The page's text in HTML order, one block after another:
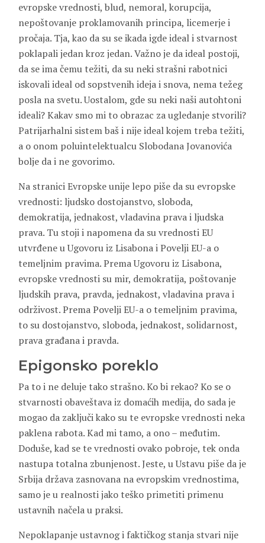
evropske vrednosti, blud, nemoral, korupcija,
nepoštovanje proklamovanih principa, licemerje i
pročaja. Tja, kao da su se ikada igde ideal i stvarnost
poklapali jedan kroz jedan. Važno je da ideal postoji,
da se ima čemu težiti, da su neki strašni rabotnici
iskovali ideal od sopstvenih ideja i snova, nema težeg
posla na svetu. Uostalom, gde su neki naši autohtoni
ideali? Kakav smo mi to obrazac za ugledanje stvorili?
Patrijarhalni sistem baš i nije ideal kojem treba težiti,
a o onom poluintelektualcu Slobodana Jovanovića
bolje da i ne govorimo.
Na stranici Evropske unije lepo piše da su evropske
vrednosti: ljudsko dostojanstvo, sloboda,
demokratija, jednakost, vladavina prava i ljudska
prava. Tu stoji i napomena da su vrednosti EU
utvrđene u Ugovoru iz Lisabona i Povelji EU-a o
temeljnim pravima. Prema Ugovoru iz Lisabona,
evropske vrednosti su mir, demokratija, poštovanje
ljudskih prava, pravda, jednakost, vladavina prava i
održivost. Prema Povelji EU-a o temeljnim pravima,
to su dostojanstvo, sloboda, jednakost, solidarnost,
prava građana i pravda.
Epigonsko poreklo
Pa to i ne deluje tako strašno. Ko bi rekao? Ko se o
stvarnosti obaveštava iz domaćih medija, do sada je
mogao da zaključi kako su te evropske vrednosti neka
paklena rabota. Kad mi tamo, a ono – međutim.
Doduše, kad se te vrednosti ovako pobroje, tek onda
nastupa totalna zbunjenost. Jeste, u Ustavu piše da je
Srbija država zasnovana na evropskim vrednostima,
samo je u realnosti jako teško primetiti primenu
ustavnih načela u praksi.
Nepoklapanje ustavnog i faktičkog stanja stvari nije